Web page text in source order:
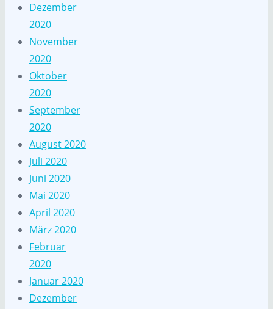
Dezember
2020
November
2020
Oktober
2020
September
2020
August 2020
Juli 2020
Juni 2020
Mai 2020
April 2020
März 2020
Februar
2020
Januar 2020
Dezember